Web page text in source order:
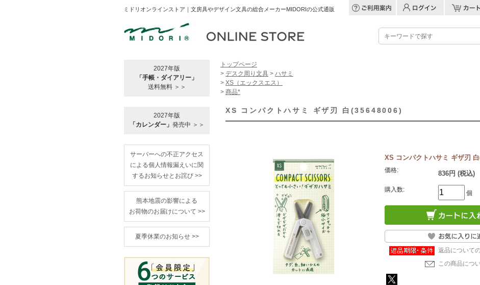
ミドリオンラインストア｜文房具やデザイン文具の総合メーカーMIDORIの公式通販
2027年版
「手帳・ダイアリー」
送料無料 ＞＞
2027年版
「カレンダー」 発売中 ＞＞
サーバーへの不正アクセス
による個人情報漏えいに関
するお知らせとお詫び >>
熊本地震の影響による
お荷物のお届けについて >>
夏季休業のお知らせ >>
トップページ
> デスク周り文具 > ハサミ
> XS（エックスエス）
> 商品*
XS コンパクトハサミ ギザ刃 白(35648006)
XS コンパクトハサミ ギザ刃
価格: 836円 (税込)
購入数: 個
返品について
この商品につ